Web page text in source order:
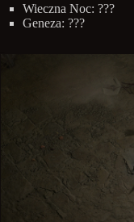
Wieczna Noc: ???
Geneza: ???